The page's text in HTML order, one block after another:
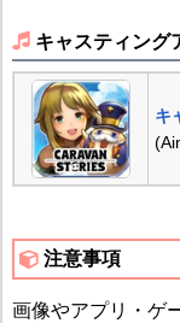
キャスティング
キ
注意事項
画像やアプリ・ゲ